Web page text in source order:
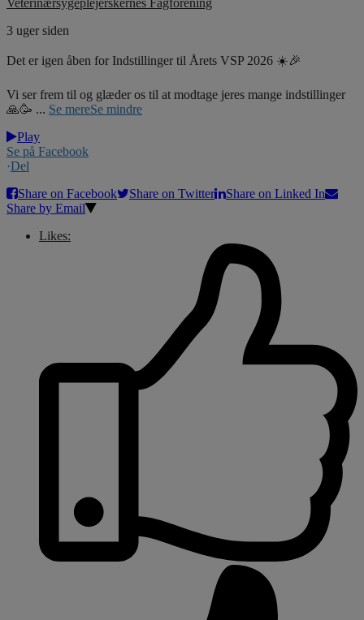
Veterinærsygeplejerskernes Fagforening
3 uger siden
Det er igen åben for Indstillinger til Årets VSP 2026 ☀️🎉
Vi ser frem til og glæder os til at modtage jeres mange indstillinger
🙏🥳 ... Se mereSe mindre
Play
Se på Facebook
·Del
Share on Facebook
Share on Twitter
Share on Linked In
Share by Email
Likes: